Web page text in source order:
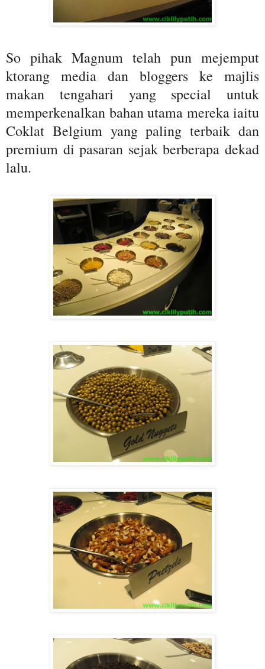
So pihak Magnum telah pun mejemput
ktorang media dan bloggers ke majlis
makan tengahari yang special untuk
memperkenalkan bahan utama mereka iaitu
Coklat Belgium yang paling terbaik dan
premium di pasaran sejak berberapa dekad
lalu.